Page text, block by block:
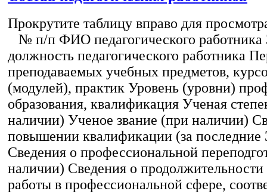
Прокрутите таблицу вправо для
№ п/п ФИО педагогического работника
должность педагогического работника
преподаваемых учебных предметов,
(модулей), практик Уровень (уровни)
образования, квалификация Ученая
наличии) Ученое звание (при наличии)
повышении квалификации (за последние
Сведения о профессиональной
наличии) Сведения о
работы в профессиональной сфере,